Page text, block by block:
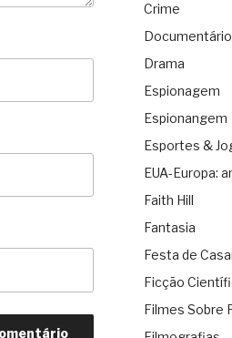
Crime
Documentário
Drama
Espionagem
Espionangem
Esportes &
EUA-Europa:
Faith Hill
Fantasia
Festa de
Ficção
Filmes Sobre